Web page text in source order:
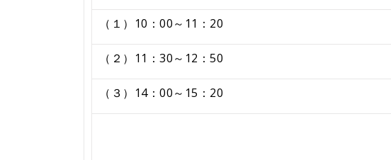
（１）10：00～11：20
（２）11：30～12：50
（３）14：00～15：20